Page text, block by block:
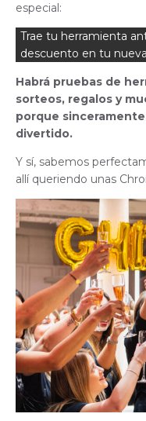
especial:
Trae tu herramienta
descuento en tu
Habrá pruebas de
sorteos, regalos y
porque
divertido.
Y sí, sabemos
allí queriendo unas